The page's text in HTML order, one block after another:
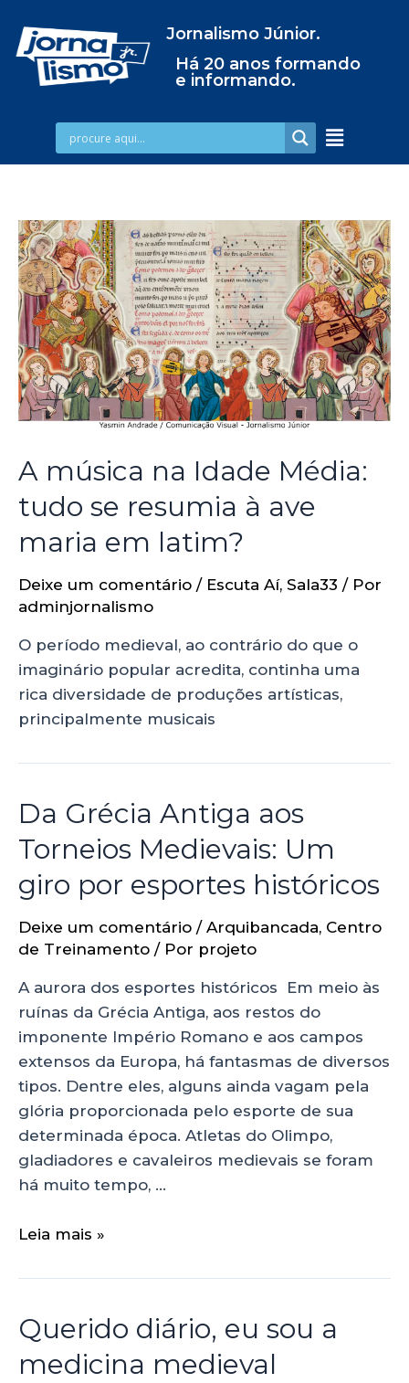
Jornalismo Júnior.
Há 20 anos formando
e informando.
A música na Idade Média:
tudo se resumia à ave
maria em latim?
Deixe um comentário / Escuta Aí, Sala33 / Por
adminjornalismo
O período medieval, ao contrário do que o
imaginário popular acredita, continha uma
rica diversidade de produções artísticas,
principalmente musicais
Da Grécia Antiga aos
Torneios Medievais: Um
giro por esportes históricos
Deixe um comentário / Arquibancada, Centro
de Treinamento / Por projeto
A aurora dos esportes históricos Em meio às
ruínas da Grécia Antiga, aos restos do
imponente Império Romano e aos campos
extensos da Europa, há fantasmas de diversos
tipos. Dentre eles, alguns ainda vagam pela
glória proporcionada pelo esporte de sua
determinada época. Atletas do Olimpo,
gladiadores e cavaleiros medievais se foram
há muito tempo, …
Leia mais »
Querido diário, eu sou a
medicina medieval